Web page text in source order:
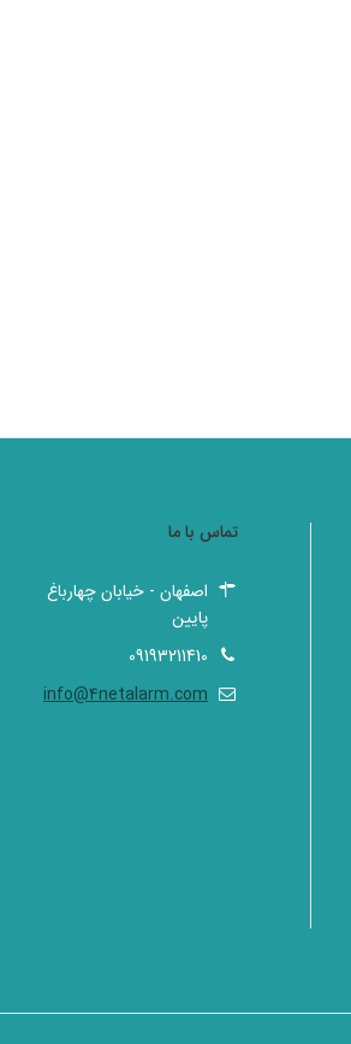
تماس با ما
اصفهان - خیابان چهارباغ
پایین
09193211410
info@4netalarm.com